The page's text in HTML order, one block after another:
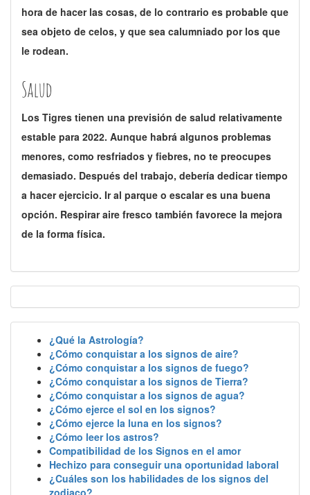
hora de hacer las cosas, de lo contrario es probable que
sea objeto de celos, y que sea calumniado por los que
le rodean.
Salud
Los Tigres tienen una previsión de salud relativamente
estable para 2022. Aunque habrá algunos problemas
menores, como resfriados y fiebres, no te preocupes
demasiado. Después del trabajo, debería dedicar tiempo
a hacer ejercicio. Ir al parque o escalar es una buena
opción. Respirar aire fresco también favorece la mejora
de la forma física.
¿Qué la Astrología?
¿Cómo conquistar a los signos de aire?
¿Cómo conquistar a los signos de fuego?
¿Cómo conquistar a los signos de Tierra?
¿Cómo conquistar a los signos de agua?
¿Cómo ejerce el sol en los signos?
¿Cómo ejerce la luna en los signos?
¿Cómo leer los astros?
Compatibilidad de los Signos en el amor
Hechizo para conseguir una oportunidad laboral
¿Cuáles son los habilidades de los signos del
zodiaco?